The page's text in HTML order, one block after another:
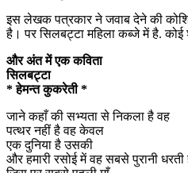
इस लेखक पत्रकार ने जवाब देने की
है। पर सिलबट्टा महिला कब्जे में है.
और अंत में एक कविता
सिलबट्टा
* हेमन्त कुकरेती *
जाने कहाँ की सभ्यता से निकला है वह
पत्थर नहीं है वह केवल
एक दुनिया है उसकी
और हमारी रसोई में वह सबसे पुरानी धरती